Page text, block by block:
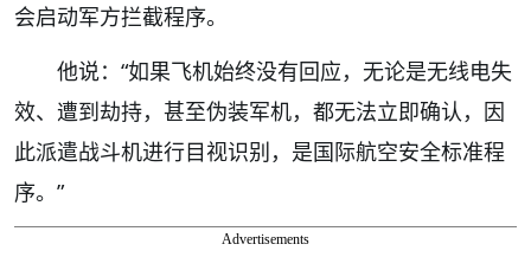
会启动军方拦截程序。
他说：“如果飞机始终没有回应，无论是无线电失
效、遭到劫持，甚至伪装军机，都无法立即确认，因
此派遣战斗机进行目视识别，是国际航空安全标准程
序。”
Advertisements